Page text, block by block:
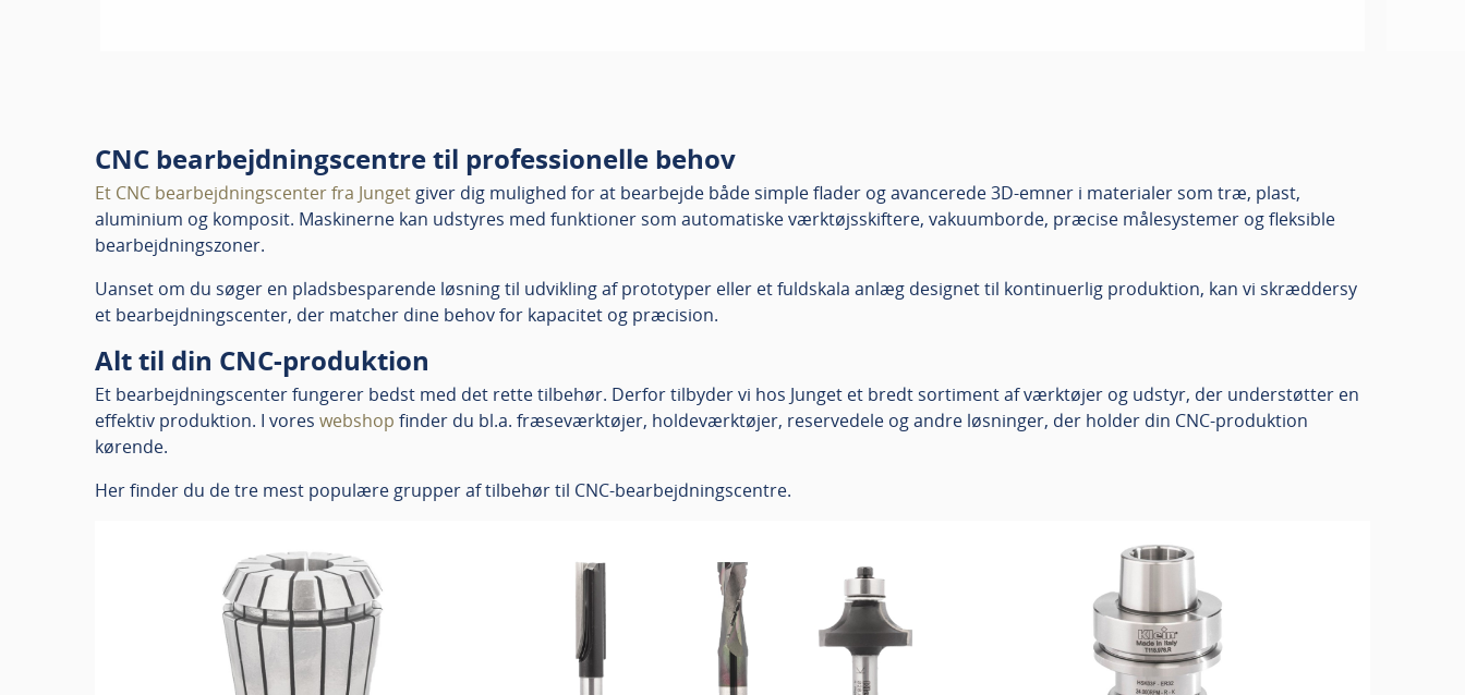
CNC bearbejdningscentre til professionelle behov
Et CNC bearbejdningscenter fra Junget giver dig mulighed for at bearbejde både simple flader og avancerede 3D-emner i materialer som træ, plast,
aluminium og komposit. Maskinerne kan udstyres med funktioner som automatiske værktøjsskiftere, vakuumborde, præcise målesystemer og fleksible
bearbejdningszoner.
Uanset om du søger en pladsbesparende løsning til udvikling af prototyper eller et fuldskala anlæg designet til kontinuerlig produktion, kan vi skræddersy
et bearbejdningscenter, der matcher dine behov for kapacitet og præcision.
Alt til din CNC-produktion
Et bearbejdningscenter fungerer bedst med det rette tilbehør. Derfor tilbyder vi hos Junget et bredt sortiment af værktøjer og udstyr, der understøtter en
effektiv produktion. I vores webshop finder du bl.a. fræseværktøjer, holdeværktøjer, reservedele og andre løsninger, der holder din CNC-produktion
kørende.
Her finder du de tre mest populære grupper af tilbehør til CNC-bearbejdningscentre.